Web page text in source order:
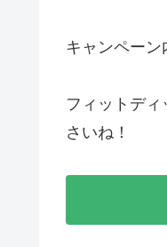
キャンペーン
フィットデ
さいね！